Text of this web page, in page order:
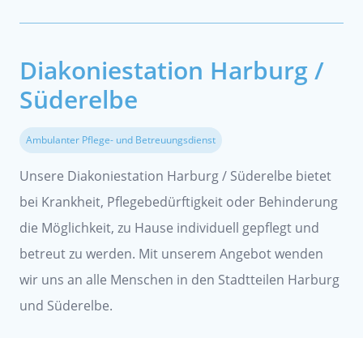
Diakoniestation Harburg /
Süderelbe
Ambulanter Pflege- und Betreuungsdienst
Unsere Diakoniestation Harburg / Süderelbe bietet
bei Krankheit, Pflegebedürftigkeit oder Behinderung
die Möglichkeit, zu Hause individuell gepflegt und
betreut zu werden. Mit unserem Angebot wenden
wir uns an alle Menschen in den Stadtteilen Harburg
und Süderelbe.